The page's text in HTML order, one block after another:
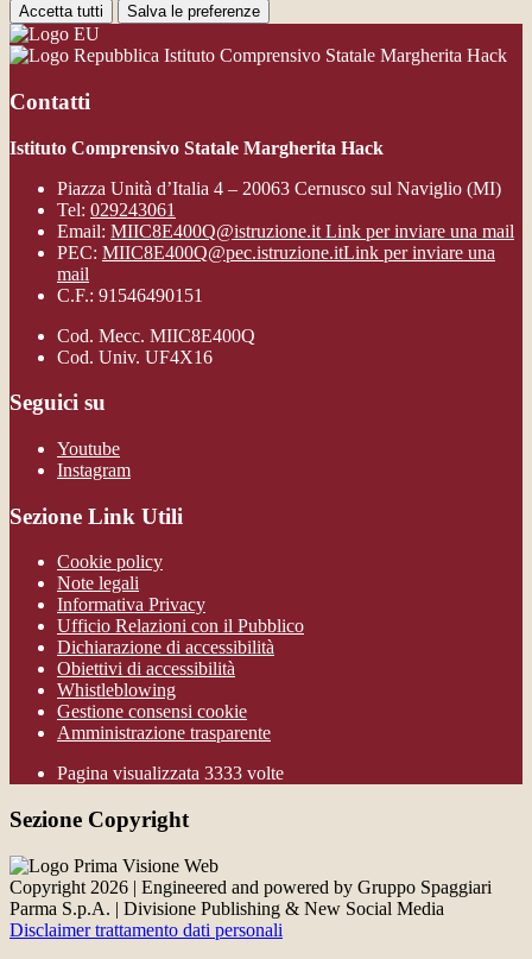
Accetta tutti Salva le preferenze
Istituto Comprensivo Statale Margherita Hack
Contatti
Istituto Comprensivo Statale Margherita Hack
Piazza Unità d’Italia 4 – 20063 Cernusco sul Naviglio (MI)
Tel: 029243061
Email: MIIC8E400Q@istruzione.it Link per inviare una mail
PEC: MIIC8E400Q@pec.istruzione.itLink per inviare una
mail
C.F.: 91546490151
Cod. Mecc. MIIC8E400Q
Cod. Univ. UF4X16
Seguici su
Youtube
Instagram
Sezione Link Utili
Cookie policy
Note legali
Informativa Privacy
Ufficio Relazioni con il Pubblico
Dichiarazione di accessibilità
Obiettivi di accessibilità
Whistleblowing
Gestione consensi cookie
Amministrazione trasparente
Pagina visualizzata 3333 volte
Sezione Copyright
Copyright 2026 | Engineered and powered by Gruppo Spaggiari
Parma S.p.A. | Divisione Publishing & New Social Media
Disclaimer trattamento dati personali